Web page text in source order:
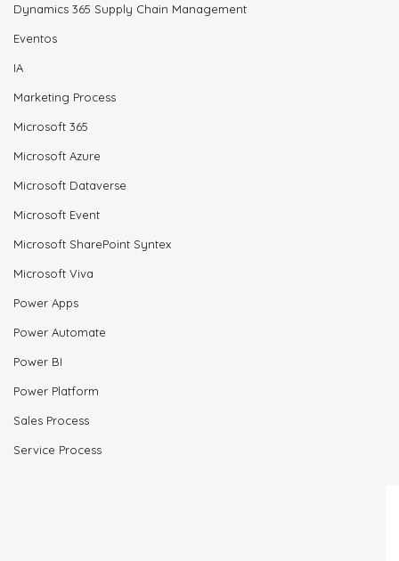
Dynamics 365 Supply Chain Management
Eventos
IA
Marketing Process
Microsoft 365
Microsoft Azure
Microsoft Dataverse
Microsoft Event
Microsoft SharePoint Syntex
Microsoft Viva
Power Apps
Power Automate
Power BI
Power Platform
Sales Process
Service Process